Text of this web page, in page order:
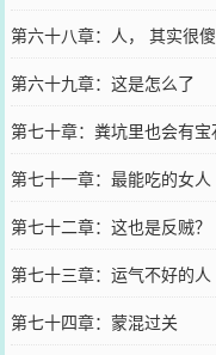
第六十八章：人， 其实很傻
第六十九章：这是怎么了
第七十章：粪坑里也会有宝
第七十一章：最能吃的女人
第七十二章：这也是反贼？
第七十三章：运气不好的人
第七十四章：蒙混过关